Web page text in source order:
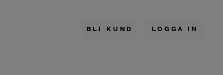
BLI KUND LOGGA IN